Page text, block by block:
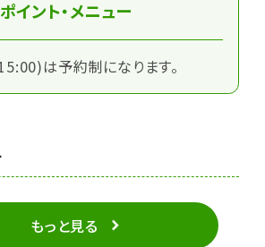
イント・メニュー
は予約制になります。
もっと見る